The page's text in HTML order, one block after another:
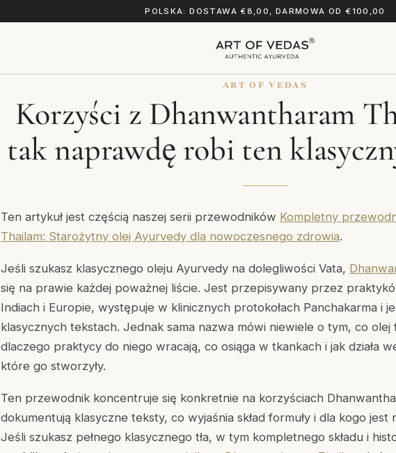
POLSKA: DOSTAWA €8,00, DARMOWA OD €100,00
ART OF VEDAS
Korzyści z Dhanwantharam
tak naprawdę robi ten
Ten artykuł jest częścią naszej serii przewodników Kompletny
Thailam: Starożytny olej Ayurvedy dla nowoczesnego zdrowia.
Jeśli szukasz klasycznego oleju Ayurvedy na dolegliwości Vata,
się na prawie każdej poważnej liście. Jest przepisywany przez
Indiach i Europie, występuje w klinicznych protokołach Panchakarma i
klasycznych tekstach. Jednak sama nazwa mówi niewiele o tym, co
dlaczego praktycy do niego wracają, co osiąga w tkankach i jak działa
które go stworzyły.
Ten przewodnik koncentruje się konkretnie na korzyściach
dokumentują klasyczne teksty, co wyjaśnia skład formuły i dla kogo jest
Jeśli szukasz pełnego klasycznego tła, w tym kompletnego składu i